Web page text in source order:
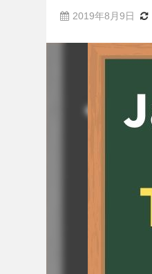
2019年8月9日